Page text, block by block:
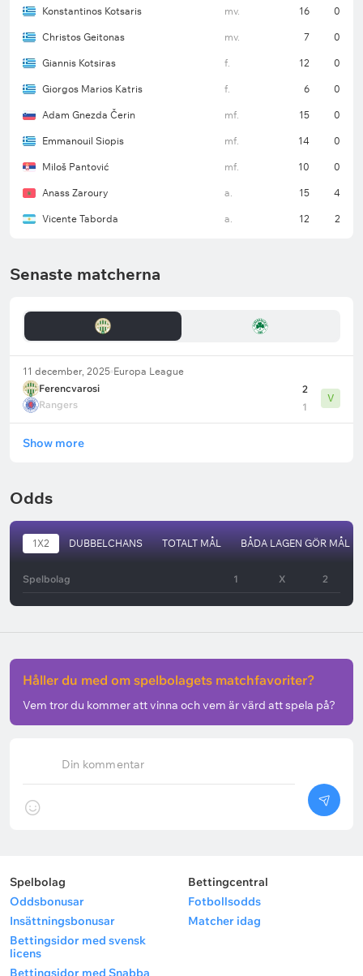
Konstantinos Kotsaris mv. 16 0
Christos Geitonas mv. 7 0
Giannis Kotsiras f. 12 0
Giorgos Marios Katris f. 6 0
Adam Gnezda Čerin mf. 15 0
Emmanouil Siopis mf. 14 0
Miloš Pantović mf. 10 0
Anass Zaroury a. 15 4
Vicente Taborda a. 12 2
Senaste matcherna
11 december, 2025 Europa League
Ferencvarosi
Rangers
2
1
V
Show more
Odds
1X2 DUBBELCHANS TOTALT MÅL BÅDA LAGEN GÖR MÅL
Spelbolag 1 X 2
Din kommentar
Håller du med om spelbolagets matchfavoriter?
Vem tror du kommer att vinna och vem är värd att spela på?
Spelbolag
Oddsbonusar
Insättningsbonusar
Bettingsidor med svensk
licens
Bettingsidor med Snabba
Bettingcentral
Fotbollsodds
Matcher idag